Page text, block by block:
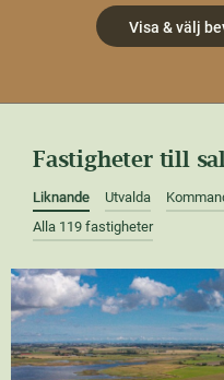
Visa & välj
Fastigheter till
Liknande Utvalda
Alla 119 fastigheter